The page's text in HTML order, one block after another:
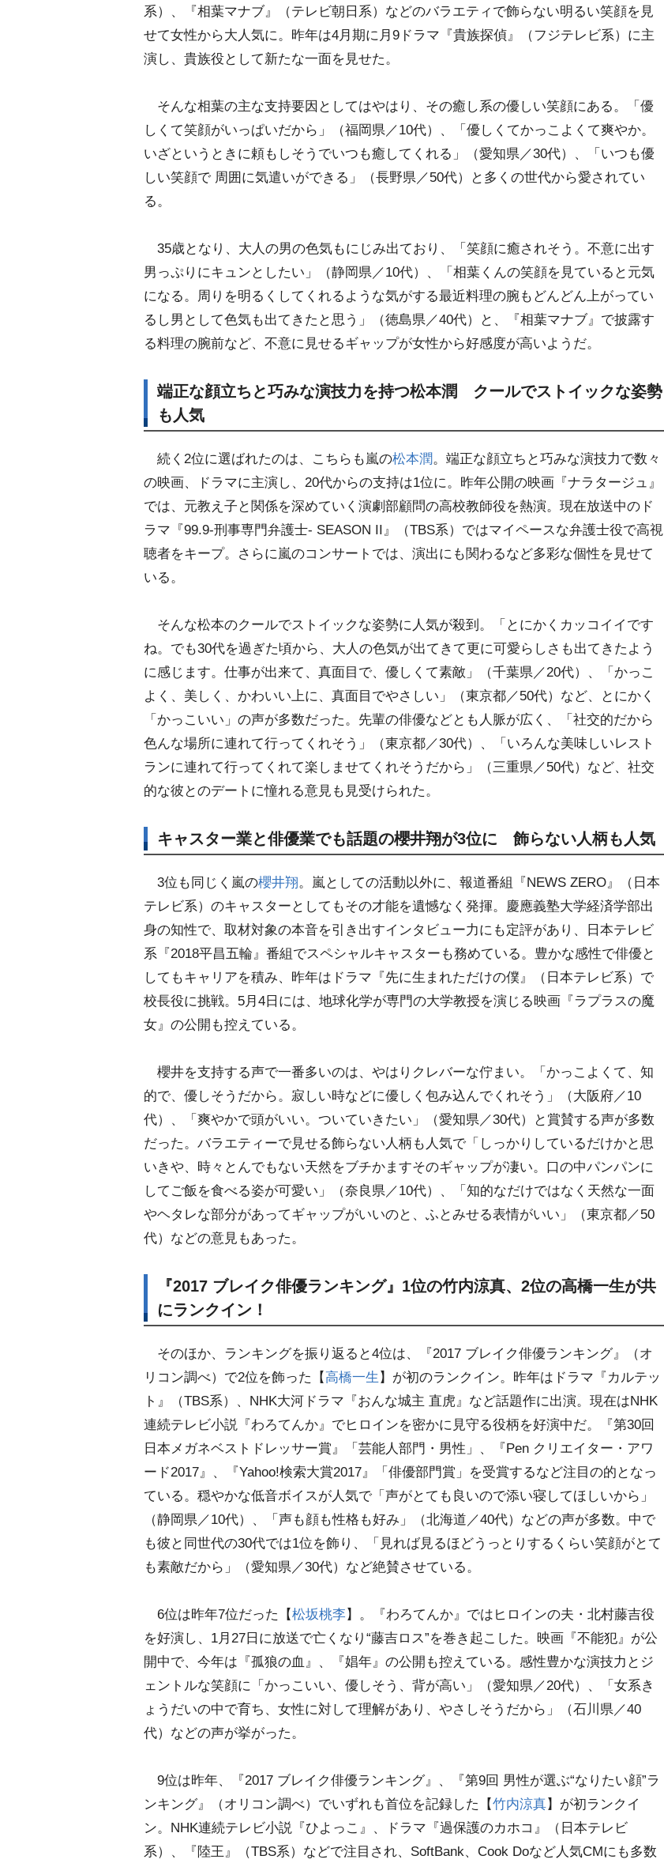
系）、『相葉マナブ』（テレビ朝日系）などのバラエティで飾らない明るい笑顔を見
せて女性から大人気に。昨年は4月期に月9ドラマ『貴族探偵』（フジテレビ系）に主
演し、貴族役として新たな一面を見せた。
そんな相葉の主な支持要因としてはやはり、その癒し系の優しい笑顔にある。「優
しくて笑顔がいっぱいだから」（福岡県／10代）、「優しくてかっこよくて爽やか。
いざというときに頼もしそうでいつも癒してくれる」（愛知県／30代）、「いつも優
しい笑顔で 周囲に気遣いができる」（長野県／50代）と多くの世代から愛されてい
る。
35歳となり、大人の男の色気もにじみ出ており、「笑顔に癒されそう。不意に出す
男っぷりにキュンとしたい」（静岡県／10代）、「相葉くんの笑顔を見ていると元気
になる。周りを明るくしてくれるような気がする最近料理の腕もどんどん上がってい
るし男として色気も出てきたと思う」（徳島県／40代）と、『相葉マナブ』で披露す
る料理の腕前など、不意に見せるギャップが女性から好感度が高いようだ。
端正な顔立ちと巧みな演技力を持つ松本潤 クールでストイックな姿勢
も人気
続く2位に選ばれたのは、こちらも嵐の松本潤。端正な顔立ちと巧みな演技力で数々
の映画、ドラマに主演し、20代からの支持は1位に。昨年公開の映画『ナラタージュ』
では、元教え子と関係を深めていく演劇部顧問の高校教師役を熱演。現在放送中のド
ラマ『99.9-刑事専門弁護士- SEASON II』（TBS系）ではマイペースな弁護士役で高視
聴者をキープ。さらに嵐のコンサートでは、演出にも関わるなど多彩な個性を見せて
いる。
そんな松本のクールでストイックな姿勢に人気が殺到。「とにかくカッコイイです
ね。でも30代を過ぎた頃から、大人の色気が出てきて更に可愛らしさも出てきたよう
に感じます。仕事が出来て、真面目で、優しくて素敵」（千葉県／20代）、「かっこ
よく、美しく、かわいい上に、真面目でやさしい」（東京都／50代）など、とにかく
「かっこいい」の声が多数だった。先輩の俳優などとも人脈が広く、「社交的だから
色んな場所に連れて行ってくれそう」（東京都／30代）、「いろんな美味しいレスト
ランに連れて行ってくれて楽しませてくれそうだから」（三重県／50代）など、社交
的な彼とのデートに憧れる意見も見受けられた。
キャスター業と俳優業でも話題の櫻井翔が3位に 飾らない人柄も人気
3位も同じく嵐の櫻井翔。嵐としての活動以外に、報道番組『NEWS ZERO』（日本
テレビ系）のキャスターとしてもその才能を遺憾なく発揮。慶應義塾大学経済学部出
身の知性で、取材対象の本音を引き出すインタビュー力にも定評があり、日本テレビ
系『2018平昌五輪』番組でスペシャルキャスターも務めている。豊かな感性で俳優と
してもキャリアを積み、昨年はドラマ『先に生まれただけの僕』（日本テレビ系）で
校長役に挑戦。5月4日には、地球化学が専門の大学教授を演じる映画『ラプラスの魔
女』の公開も控えている。
櫻井を支持する声で一番多いのは、やはりクレバーな佇まい。「かっこよくて、知
的で、優しそうだから。寂しい時などに優しく包み込んでくれそう」（大阪府／10
代）、「爽やかで頭がいい。ついていきたい」（愛知県／30代）と賞賛する声が多数
だった。バラエティーで見せる飾らない人柄も人気で「しっかりしているだけかと思
いきや、時々とんでもない天然をブチかますそのギャップが凄い。口の中パンパンに
してご飯を食べる姿が可愛い」（奈良県／10代）、「知的なだけではなく天然な一面
ヘタレな部分があってギャップがいいのと、ふとみせる表情がいい」（東京都／50
代）などの意見もあった。
『2017 ブレイク俳優ランキング』1位の竹内涼真、2位の高橋一生が共
にランクイン！
そのほか、ランキングを振り返ると4位は、『2017 ブレイク俳優ランキング』（オ
リコン調べ）で2位を飾った【高橋一生 】が初のランクイン。昨年はドラマ『カルテッ
ト』（TBS系）、NHK大河ドラマ『おんな城主 直虎』など話題作に出演。現在はNHK
連続テレビ小説『わろてんか』でヒロインを密かに見守る役柄を好演中だ。『第30回
日本メガネベストドレッサー賞』「芸能人部門・男性」、『Pen クリエイター・アワ
ード2017』、『Yahoo!検索大賞2017』「俳優部門賞」を受賞するなど注目の的となっ
ている。穏やかな低音ボイスが人気で「声がとても良いので添い寝してほしいから」
（静岡県／10代）、「声も顔も性格も好み」（北海道／40代）などの声が多数。中で
も彼と同世代の30代では1位を飾り、「見れば見るほどうっとりするくらい笑顔がとて
も素敵だから」（愛知県／30代）など絶賛させている。
6位は昨年7位だった【松坂桃李 】。『わろてんか』ではヒロインの夫・北村藤吉役
を好演し、1月27日に放送で亡くなり“藤吉ロス”を巻き起こした。映画『不能犯』が公
開中で、今年は『孤狼の血』、『娼年』の公開も控えている。感性豊かな演技力とジ
ェントルな笑顔に「かっこいい、優しそう、背が高い」（愛知県／20代）、「女系き
ょうだいの中で育ち、女性に対して理解があり、やさしそうだから」（石川県／40
代）などの声が挙がった。
9位は昨年、『2017 ブレイク俳優ランキング』、『第9回 男性が選ぶ“なりたい顔”ラ
ンキング』（オリコン調べ）でいずれも首位を記録した【竹内涼真】が初ランクイ
ン。NHK連続テレビ小説『ひよっこ』、ドラマ『過保護のカホコ』（日本テレビ
系）、『陸王』（TBS系）などで注目され、SoftBank、Cook Doなど人気CMにも多数